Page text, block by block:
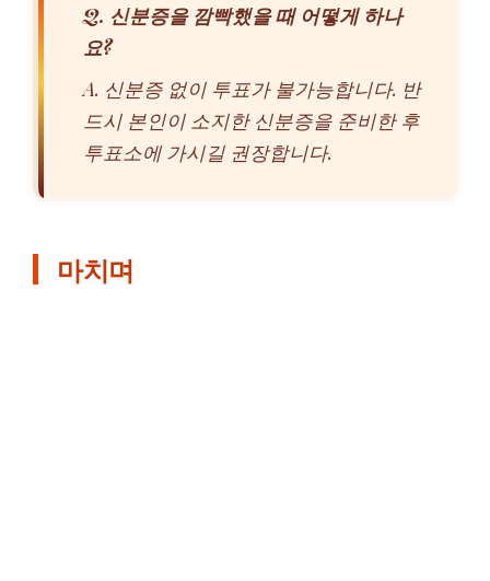
Q. 신분증을 깜빡했을 때 어떻게 하나
요?
A. 신분증 없이 투표가 불가능합니다. 반
드시 본인이 소지한 신분증을 준비한 후
투표소에 가시길 권장합니다.
마치며